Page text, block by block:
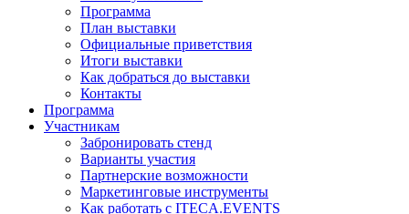
Программа
План выставки
Официальные приветствия
Итоги выставки
Как добраться до выставки
Контакты
Программа
Участникам
Забронировать стенд
Варианты участия
Партнерские возможности
Маркетинговые инструменты
Как работать с ITECA.EVENTS